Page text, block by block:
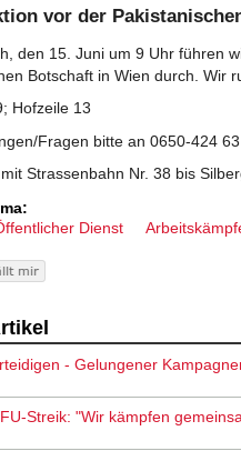
vor der
den 15. Juni um 9 Uhr führen
Botschaft in Wien durch. Wir
Hofzeile 13
Fragen bitte an 0650-424
Strassenbahn Nr. 38 bis
Dienst
- Gelungener
Streik: "Wir kämpfen